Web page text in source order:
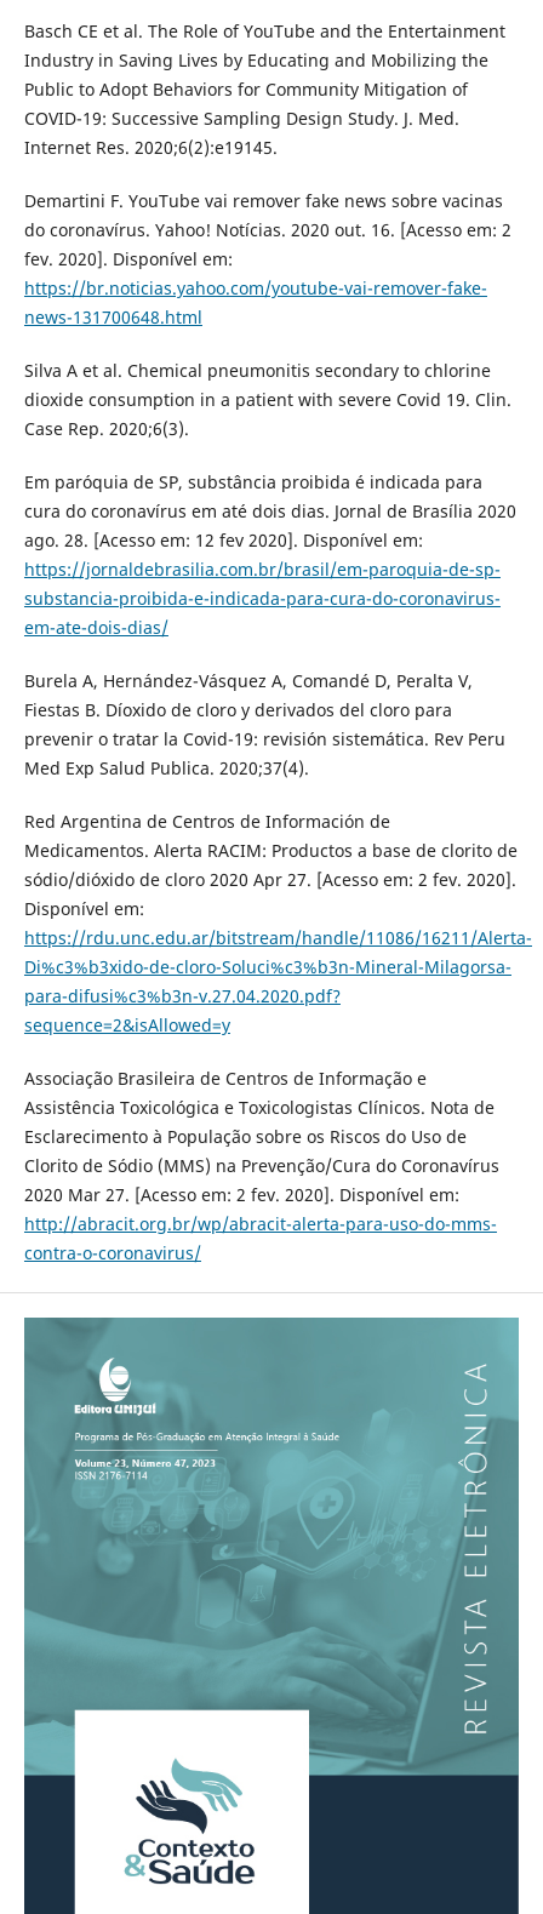
Basch CE et al. The Role of YouTube and the Entertainment
Industry in Saving Lives by Educating and Mobilizing the
Public to Adopt Behaviors for Community Mitigation of
COVID-19: Successive Sampling Design Study. J. Med.
Internet Res. 2020;6(2):e19145.
Demartini F. YouTube vai remover fake news sobre vacinas
do coronavírus. Yahoo! Notícias. 2020 out. 16. [Acesso em: 2
fev. 2020]. Disponível em:
https://br.noticias.yahoo.com/youtube-vai-remover-fake-
news-131700648.html
Silva A et al. Chemical pneumonitis secondary to chlorine
dioxide consumption in a patient with severe Covid 19. Clin.
Case Rep. 2020;6(3).
Em paróquia de SP, substância proibida é indicada para
cura do coronavírus em até dois dias. Jornal de Brasília 2020
ago. 28. [Acesso em: 12 fev 2020]. Disponível em:
https://jornaldebrasilia.com.br/brasil/em-paroquia-de-sp-
substancia-proibida-e-indicada-para-cura-do-coronavirus-
em-ate-dois-dias/
Burela A, Hernández-Vásquez A, Comandé D, Peralta V,
Fiestas B. Díoxido de cloro y derivados del cloro para
prevenir o tratar la Covid-19: revisión sistemática. Rev Peru
Med Exp Salud Publica. 2020;37(4).
Red Argentina de Centros de Información de
Medicamentos. Alerta RACIM: Productos a base de clorito de
sódio/dióxido de cloro 2020 Apr 27. [Acesso em: 2 fev. 2020].
Disponível em:
https://rdu.unc.edu.ar/bitstream/handle/11086/16211/Alerta-
Di%c3%b3xido-de-cloro-Soluci%c3%b3n-Mineral-Milagorsa-
para-difusi%c3%b3n-v.27.04.2020.pdf?
sequence=2&isAllowed=y
Associação Brasileira de Centros de Informação e
Assistência Toxicológica e Toxicologistas Clínicos. Nota de
Esclarecimento à População sobre os Riscos do Uso de
Clorito de Sódio (MMS) na Prevenção/Cura do Coronavírus
2020 Mar 27. [Acesso em: 2 fev. 2020]. Disponível em:
http://abracit.org.br/wp/abracit-alerta-para-uso-do-mms-
contra-o-coronavirus/